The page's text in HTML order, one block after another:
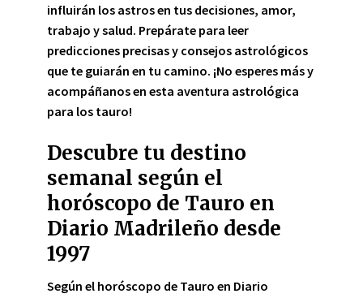
influirán los astros en tus decisiones, amor,
trabajo y salud. Prepárate para leer
predicciones precisas y consejos astrológicos
que te guiarán en tu camino. ¡No esperes más y
acompáñanos en esta aventura astrológica
para los tauro!
Descubre tu destino
semanal según el
horóscopo de Tauro en
Diario Madrileño desde
1997
Según el horóscopo de Tauro en Diario